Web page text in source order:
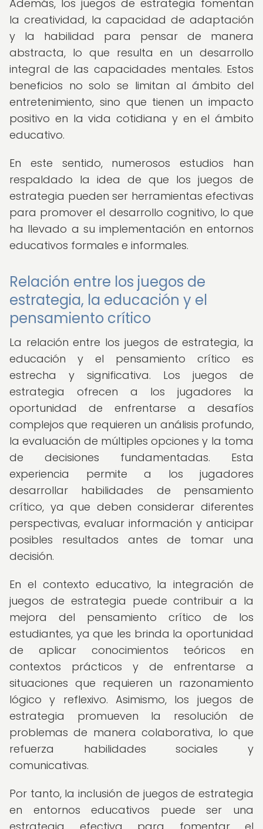
Además, los juegos de estrategia fomentan
la creatividad, la capacidad de adaptación
y la habilidad para pensar de manera
abstracta, lo que resulta en un desarrollo
integral de las capacidades mentales. Estos
beneficios no solo se limitan al ámbito del
entretenimiento, sino que tienen un impacto
positivo en la vida cotidiana y en el ámbito
educativo.
En este sentido, numerosos estudios han
respaldado la idea de que los juegos de
estrategia pueden ser herramientas efectivas
para promover el desarrollo cognitivo, lo que
ha llevado a su implementación en entornos
educativos formales e informales.
Relación entre los juegos de
estrategia, la educación y el
pensamiento crítico
La relación entre los juegos de estrategia, la
educación y el pensamiento crítico es
estrecha y significativa. Los juegos de
estrategia ofrecen a los jugadores la
oportunidad de enfrentarse a desafíos
complejos que requieren un análisis profundo,
la evaluación de múltiples opciones y la toma
de decisiones fundamentadas. Esta
experiencia permite a los jugadores
desarrollar habilidades de pensamiento
crítico, ya que deben considerar diferentes
perspectivas, evaluar información y anticipar
posibles resultados antes de tomar una
decisión.
En el contexto educativo, la integración de
juegos de estrategia puede contribuir a la
mejora del pensamiento crítico de los
estudiantes, ya que les brinda la oportunidad
de aplicar conocimientos teóricos en
contextos prácticos y de enfrentarse a
situaciones que requieren un razonamiento
lógico y reflexivo. Asimismo, los juegos de
estrategia promueven la resolución de
problemas de manera colaborativa, lo que
refuerza habilidades sociales y
comunicativas.
Por tanto, la inclusión de juegos de estrategia
en entornos educativos puede ser una